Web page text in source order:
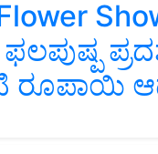
ರೂಪಾಯಿ